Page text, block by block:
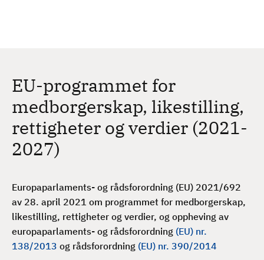
EU-programmet for
medborgerskap, likestilling,
rettigheter og verdier (2021-
2027)
Europaparlaments- og rådsforordning (EU) 2021/692
av 28. april 2021 om programmet for medborgerskap,
likestilling, rettigheter og verdier, og oppheving av
europaparlaments- og rådsforordning (EU) nr.
138/2013 og rådsforordning (EU) nr. 390/2014